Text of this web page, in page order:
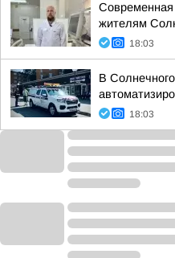
Современная
жителям
18:03
В
18:03